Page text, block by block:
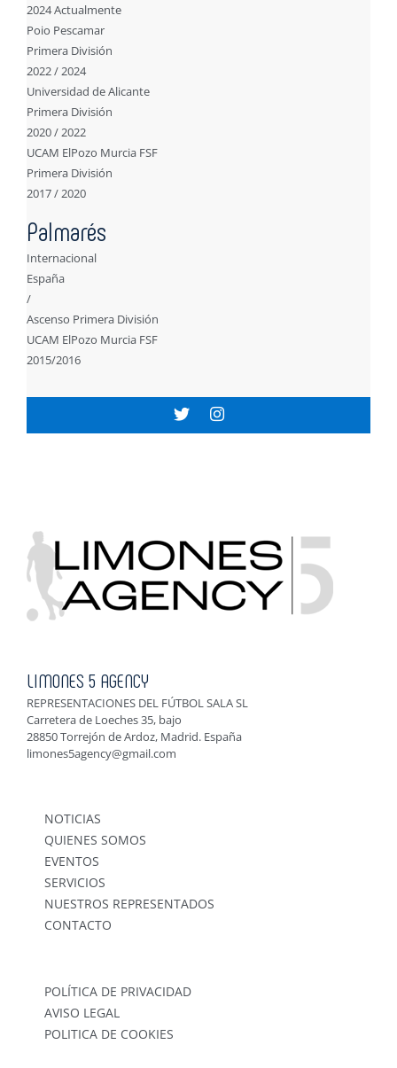
2024 Actualmente
Poio Pescamar
Primera División
2022 / 2024
Universidad de Alicante
Primera División
2020 / 2022
UCAM ElPozo Murcia FSF
Primera División
2017 / 2020
Palmarés
Internacional
España
/
Ascenso Primera División
UCAM ElPozo Murcia FSF
2015/2016
LIMONES 5 AGENCY
REPRESENTACIONES DEL FÚTBOL SALA SL
Carretera de Loeches 35, bajo
28850 Torrejón de Ardoz, Madrid. España
limones5agency@gmail.com
NOTICIAS
QUIENES SOMOS
EVENTOS
SERVICIOS
NUESTROS REPRESENTADOS
CONTACTO
POLÍTICA DE PRIVACIDAD
AVISO LEGAL
POLITICA DE COOKIES